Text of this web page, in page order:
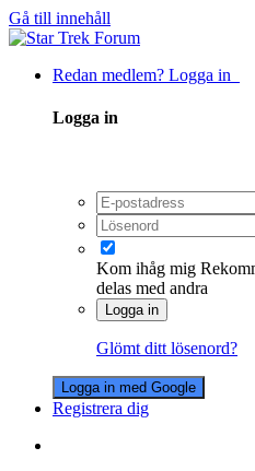
Gå till innehåll
Redan medlem? Logga in
Logga in
Kom ihåg mig
delas med andra
Logga in
Glömt ditt lösenord?
Logga in med Google
Registrera dig